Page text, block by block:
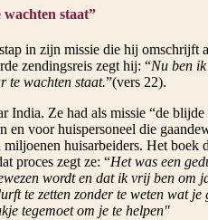
staat”
in zijn missie die hij omschrijft
zendingsreis zegt hij: “Nu ben
te wachten staat.”(vers 22).
India. Ze had als missie “de
en voor huispersoneel die
huisarbeiders. Het boek
proces zegt ze: “Het was een
wordt en dat ik vrij ben om
te zetten zonder te weten wat
tegemoet om je te helpen"